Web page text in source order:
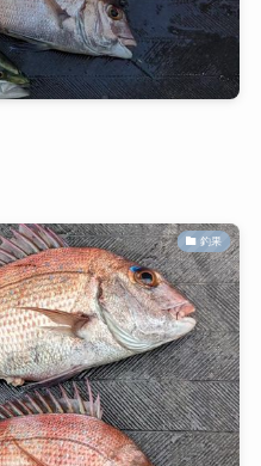
釣果